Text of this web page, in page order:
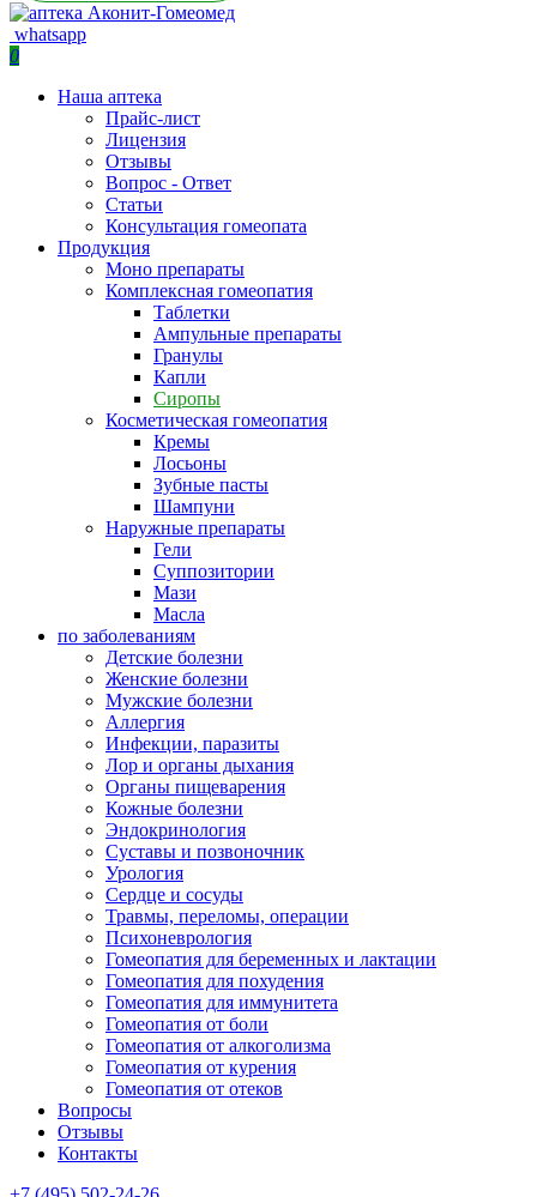
whatsapp
0
Наша аптека
Прайс-лист
Лицензия
Отзывы
Вопрос - Ответ
Статьи
Консультация гомеопата
Продукция
Моно препараты
Комплексная гомеопатия
Таблетки
Ампульные препараты
Гранулы
Капли
Сиропы
Косметическая гомеопатия
Кремы
Лосьоны
Зубные пасты
Шампуни
Наружные препараты
Гели
Суппозитории
Мази
Масла
по заболеваниям
Детские болезни
Женские болезни
Мужские болезни
Аллергия
Инфекции, паразиты
Лор и органы дыхания
Органы пищеварения
Кожные болезни
Эндокринология
Суставы и позвоночник
Урология
Сердце и сосуды
Травмы, переломы, операции
Психоневрология
Гомеопатия для беременных и лактации
Гомеопатия для похудения
Гомеопатия для иммунитета
Гомеопатия от боли
Гомеопатия от алкоголизма
Гомеопатия от курения
Гомеопатия от отеков
Вопросы
Отзывы
Контакты